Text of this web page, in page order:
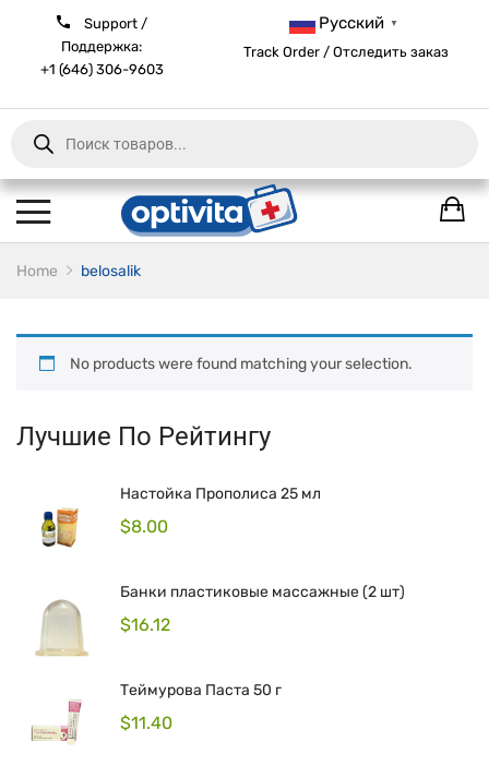
Support /
Поддержка:
+1 (646) 306-9603
Русский ▼
Track Order / Отследить заказ
Products
search
Home belosalik
No products were found matching your selection.
Лучшие По Рейтингу
Настойка Прополиса 25 мл
$8.00
Банки пластиковые массажные (2 шт)
$16.12
Теймурова Паста 50 г
$11.40